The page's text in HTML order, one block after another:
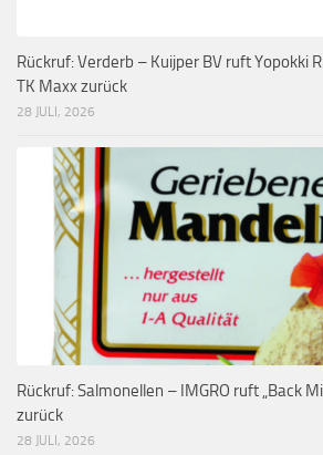
Rückruf: Verderb – Kuijper BV ruft Yopokki
TK Maxx zurück
28 JULI, 2026
Rückruf: Salmonellen – IMGRO ruft „Back
zurück
28 JULI, 2026